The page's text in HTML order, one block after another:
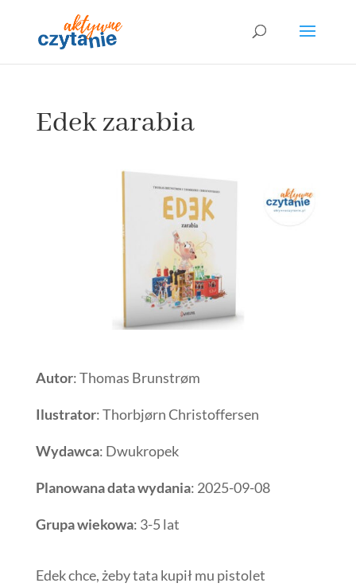
Edek zarabia
Autor: Thomas Brunstrøm
Ilustrator: Thorbjørn Christoffersen
Wydawca: Dwukropek
Planowana data wydania: 2025-09-08
Grupa wiekowa: 3-5 lat
Edek chce, żeby tata kupił mu pistolet